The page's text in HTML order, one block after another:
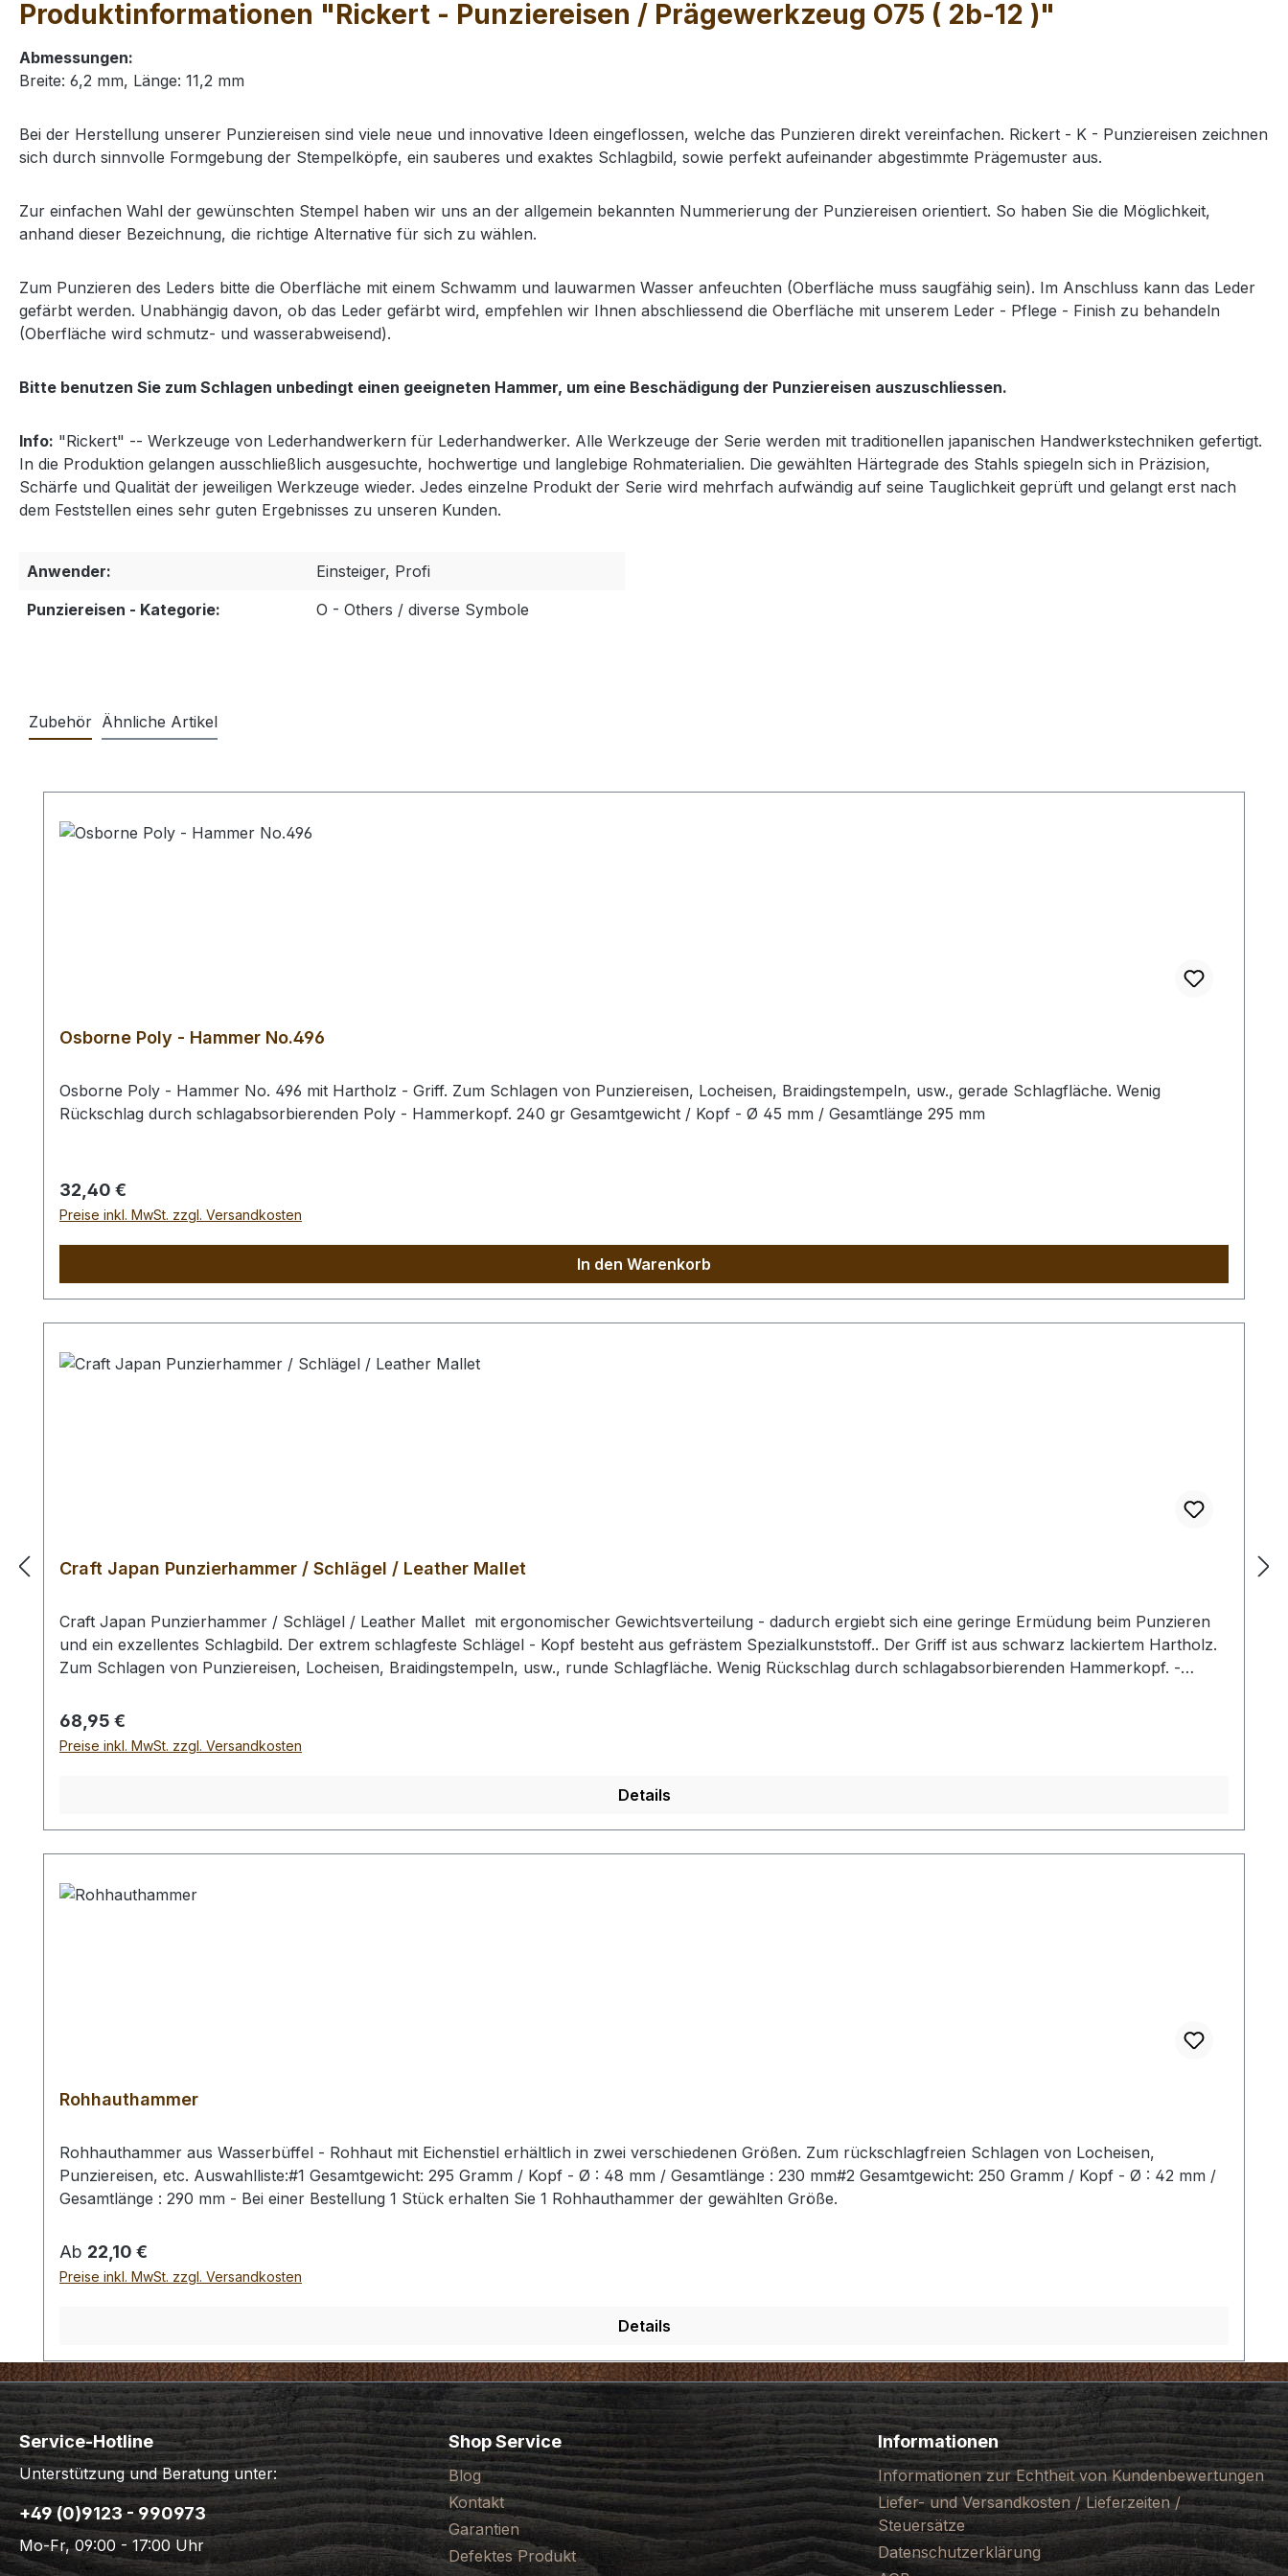
Produktinformationen "Rickert - Punziereisen / Prägewerkzeug O75 ( 2b-12 )"
Abmessungen:
Breite: 6,2 mm, Länge: 11,2 mm
Bei der Herstellung unserer Punziereisen sind viele neue und innovative Ideen eingeflossen, welche das Punzieren direkt vereinfachen. Rickert - K - Punziereisen zeichnen
sich durch sinnvolle Formgebung der Stempelköpfe, ein sauberes und exaktes Schlagbild, sowie perfekt aufeinander abgestimmte Prägemuster aus.
Zur einfachen Wahl der gewünschten Stempel haben wir uns an der allgemein bekannten Nummerierung der Punziereisen orientiert. So haben Sie die Möglichkeit,
anhand dieser Bezeichnung, die richtige Alternative für sich zu wählen.
Zum Punzieren des Leders bitte die Oberfläche mit einem Schwamm und lauwarmen Wasser anfeuchten (Oberfläche muss saugfähig sein). Im Anschluss kann das Leder
gefärbt werden. Unabhängig davon, ob das Leder gefärbt wird, empfehlen wir Ihnen abschliessend die Oberfläche mit unserem Leder - Pflege - Finish zu behandeln
(Oberfläche wird schmutz- und wasserabweisend).
Bitte benutzen Sie zum Schlagen unbedingt einen geeigneten Hammer, um eine Beschädigung der Punziereisen auszuschliessen.
Info: "Rickert" -- Werkzeuge von Lederhandwerkern für Lederhandwerker. Alle Werkzeuge der Serie werden mit traditionellen japanischen Handwerkstechniken gefertigt.
In die Produktion gelangen ausschließlich ausgesuchte, hochwertige und langlebige Rohmaterialien. Die gewählten Härtegrade des Stahls spiegeln sich in Präzision,
Schärfe und Qualität der jeweiligen Werkzeuge wieder. Jedes einzelne Produkt der Serie wird mehrfach aufwändig auf seine Tauglichkeit geprüft und gelangt erst nach
dem Feststellen eines sehr guten Ergebnisses zu unseren Kunden.
Anwender:
Einsteiger, Profi
Punziereisen - Kategorie:
O - Others / diverse Symbole
Zubehör Ähnliche Artikel
Osborne Poly - Hammer No.496
Osborne Poly - Hammer No. 496 mit Hartholz - Griff. Zum Schlagen von Punziereisen, Locheisen, Braidingstempeln, usw., gerade Schlagfläche. Wenig
Rückschlag durch schlagabsorbierenden Poly - Hammerkopf. 240 gr Gesamtgewicht / Kopf - Ø 45 mm / Gesamtlänge 295 mm
Regulärer Preis:
32,40 €
Preise inkl. MwSt. zzgl. Versandkosten
In den Warenkorb
Craft Japan Punzierhammer / Schlägel / Leather Mallet
Craft Japan Punzierhammer / Schlägel / Leather Mallet mit ergonomischer Gewichtsverteilung - dadurch ergiebt sich eine geringe Ermüdung beim Punzieren
und ein exzellentes Schlagbild. Der extrem schlagfeste Schlägel - Kopf besteht aus gefrästem Spezialkunststoff.. Der Griff ist aus schwarz lackiertem Hartholz.
Zum Schlagen von Punziereisen, Locheisen, Braidingstempeln, usw., runde Schlagfläche. Wenig Rückschlag durch schlagabsorbierenden Hammerkopf. -
gr / Kopf-Ø: 55 mm Bei einer Bestellung 1 Stück erhalten Sie 1 Craft Japan Punzierhammer / Schlägel / Leather Mallet der gewählten Ausführung.
Regulärer Preis:
68,95 €
Preise inkl. MwSt. zzgl. Versandkosten
Details
Rohhauthammer
Rohhauthammer aus Wasserbüffel - Rohhaut mit Eichenstiel erhältlich in zwei verschiedenen Größen. Zum rückschlagfreien Schlagen von Locheisen,
Punziereisen, etc. Auswahlliste:#1 Gesamtgewicht: 295 Gramm / Kopf - Ø : 48 mm / Gesamtlänge : 230 mm#2 Gesamtgewicht: 250 Gramm / Kopf - Ø : 42 mm /
Gesamtlänge : 290 mm - Bei einer Bestellung 1 Stück erhalten Sie 1 Rohhauthammer der gewählten Größe.
Regulärer Preis:
Ab 22,10 €
Preise inkl. MwSt. zzgl. Versandkosten
Details
Service-Hotline
Unterstützung und Beratung unter:
+49 (0)9123 - 990973
Mo-Fr, 09:00 - 17:00 Uhr
Shop Service
Blog
Kontakt
Garantien
Defektes Produkt
Informationen
Informationen zur Echtheit von Kundenbewertungen
Liefer- und Versandkosten / Lieferzeiten /
Steuersätze
Datenschutzerklärung